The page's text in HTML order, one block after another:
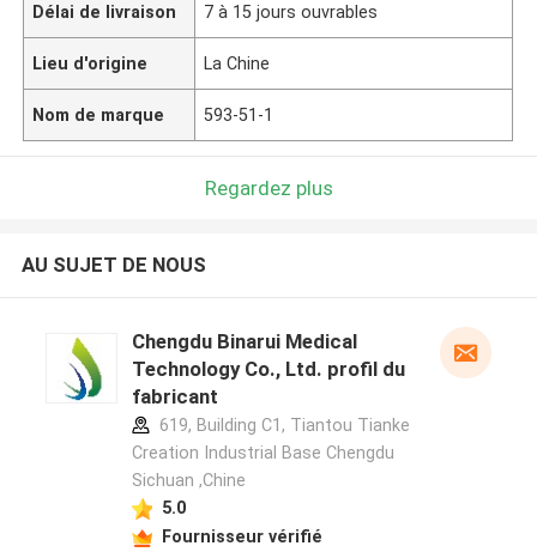
Délai de livraison 7 à 15 jours ouvrables
Lieu d'origine La Chine
Nom de marque 593-51-1
Regardez plus
AU SUJET DE NOUS
Chengdu Binarui Medical
Technology Co., Ltd. profil du
fabricant
619, Building C1, Tiantou Tianke
Creation Industrial Base Chengdu
Sichuan ,Chine
5.0
Fournisseur vérifié